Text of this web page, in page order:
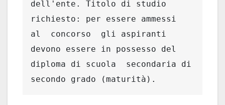
dell'ente. Titolo di studio
richiesto: per essere ammessi
al  concorso  gli aspiranti
devono essere in possesso del
diploma di scuola  secondaria di
secondo grado (maturità).